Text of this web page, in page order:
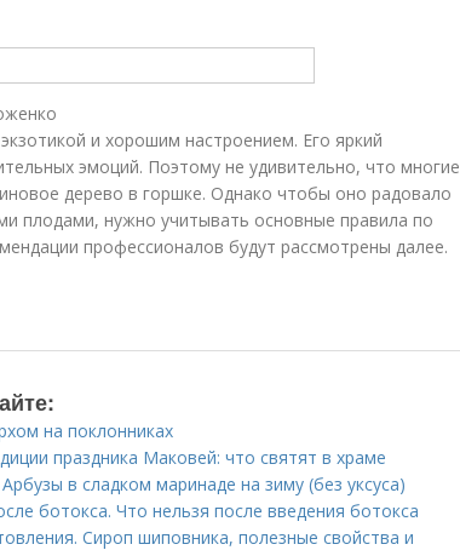
и хорошим настроением. Его яркий
эмоций. Поэтому не удивительно, что многие
дерево в горшке. Однако чтобы оно радовало
плодами, нужно учитывать основные правила по
профессионалов будут рассмотрены далее.
на поклонниках
праздника Маковей: что святят в храме
в сладком маринаде на зиму (без уксуса)
ботокса. Что нельзя после введения ботокса
Сироп шиповника, полезные свойства и